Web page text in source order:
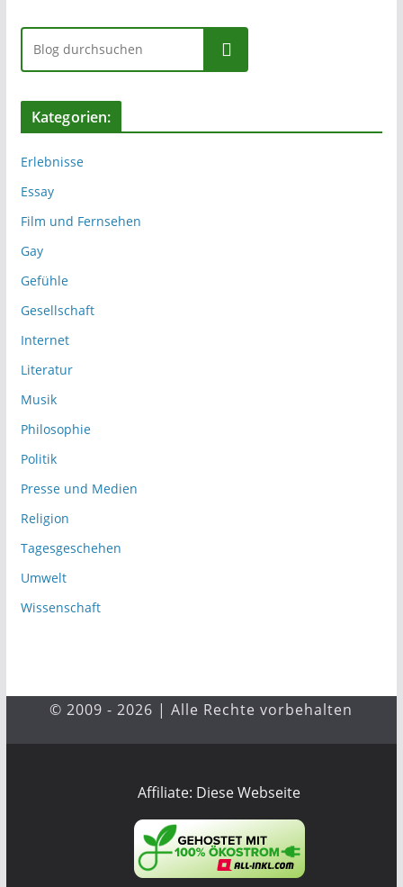
Suchen
Kategorien:
Erlebnisse
Essay
Film und Fernsehen
Gay
Gefühle
Gesellschaft
Internet
Literatur
Musik
Philosophie
Politik
Presse und Medien
Religion
Tagesgeschehen
Umwelt
Wissenschaft
© 2009 - 2026 | Alle Rechte vorbehalten
Affiliate: Diese Webseite